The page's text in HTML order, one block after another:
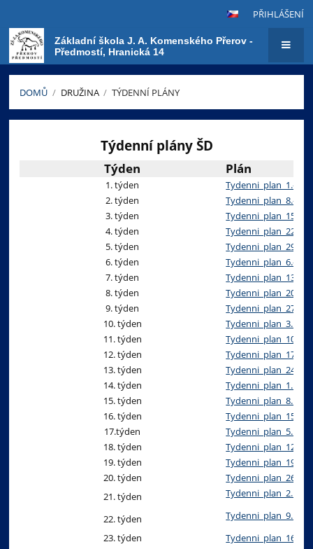
PŘIHLÁŠENÍ
Základní škola J. A. Komenského Přerov -
Předmostí, Hranická 14
DOMŮ / DRUŽINA / TÝDENNÍ PLÁNY
Týdenní plány ŠD
Týden Plán
1. týden
Tydenni_plan_1.-
2. týden
Tydenni_plan_8.-
3. týden
Tydenni_plan_15.-
4. týden
Tydenni_plan_22.-
5. týden
6. týden
Tydenni_plan_6.-
7. týden
Tydenni_plan_13._-
8. týden
Tydenni_plan_20._-
9. týden
Tydenni_plan_27._-
10. týden
Tydenni_plan_3._-
11. týden
Tydenni_plan_10._-
12. týden
Tydenni_plan_17._-
13. týden
Tydenni_plan_24._-
14. týden
Tydenni_plan_1._-
15. týden
Tydenni_plan_8._-
16. týden
Tydenni_plan_15._-
17.týden
Tydenni_plan_5._-
18. týden
Tydenni_plan_12._-
19. týden
Tydenni_plan_19._-
20. týden
Tydenni_plan_26._-
21. týden
Tydenni_plan_2._-
22. týden
Tydenni_plan_9._-
23. týden
Tydenni_plan_16._-